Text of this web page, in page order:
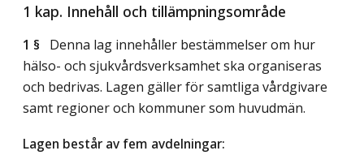
1 kap. Innehåll och tillämpningsområde
1 § Denna lag innehåller bestämmelser om hur
hälso- och sjukvårdsverksamhet ska organiseras
och bedrivas. Lagen gäller för samtliga vårdgivare
samt regioner och kommuner som huvudmän.
Lagen består av fem avdelningar: